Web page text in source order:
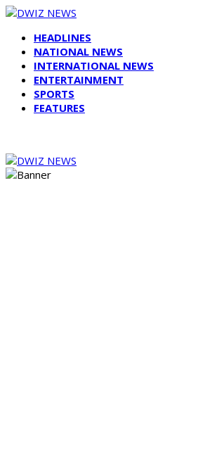
HEADLINES
NATIONAL NEWS
INTERNATIONAL NEWS
ENTERTAINMENT
SPORTS
FEATURES